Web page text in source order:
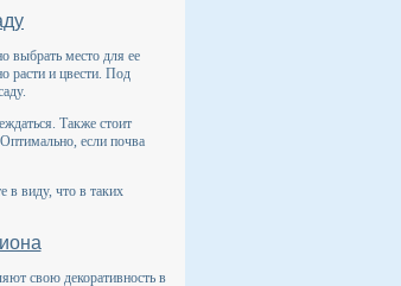
выбрать место для ее
расти и цвести. Под
Также стоит
если почва
в виду, что в таких
свою декоративность в